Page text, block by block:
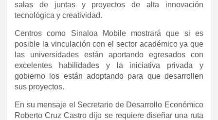
salas de juntas y proyectos de alta innovación
tecnológica y creatividad.
Centros como Sinaloa Mobile mostrará que si es
posible la vinculación con el sector académico ya que
las universidades están aportando egresados con
excelentes habilidades y la iniciativa privada y
gobierno los están adoptando para que desarrollen
sus proyectos.
En su mensaje el Secretario de Desarrollo Económico
Roberto Cruz Castro dijo se requiere diseñar una ruta